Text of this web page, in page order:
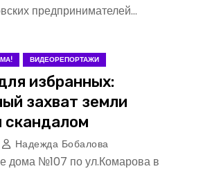
предпринимателей…
ВИДЕОРЕПОРТАЖИ
избранных:
захват земли
скандалом
Надежда Бобалова
дома №107 по ул.Комарова в